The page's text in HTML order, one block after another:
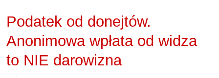
Podatek od donejtów.
Anonimowa wpłata od widza
to NIE darowizna